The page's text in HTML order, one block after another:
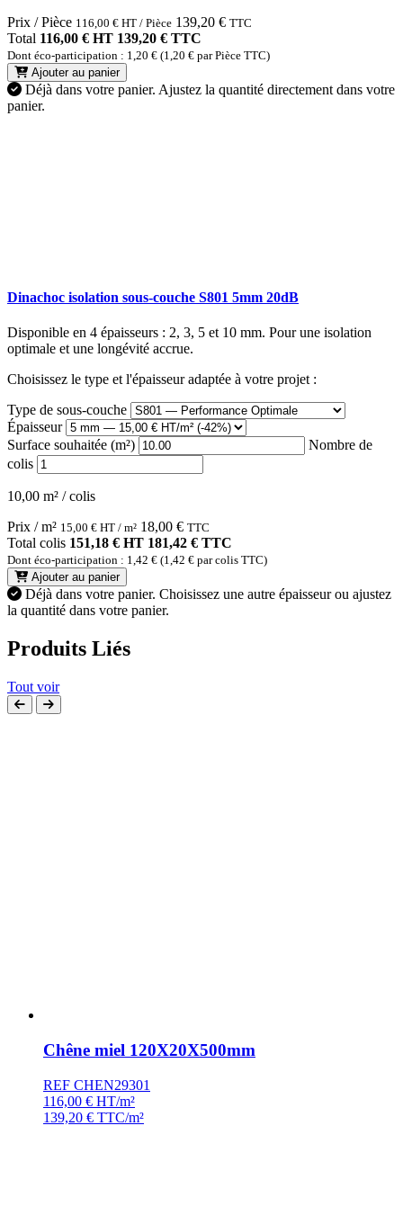
Prix / Pièce 116,00 € HT / Pièce 139,20 € TTC
Total 116,00 € HT 139,20 € TTC
Dont éco-participation : 1,20 € (1,20 € par Pièce TTC)
Ajouter au panier
Déjà dans votre panier. Ajustez la quantité directement dans votre
panier.
Dinachoc isolation sous-couche S801 5mm 20dB
Disponible en 4 épaisseurs : 2, 3, 5 et 10 mm. Pour une isolation
optimale et une longévité accrue.
Choisissez le type et l'épaisseur adaptée à votre projet :
Type de sous-couche
Épaisseur
Surface souhaitée (m²)
Nombre de
colis
10,00 m² / colis
Prix / m² 15,00 € HT / m² 18,00 € TTC
Total colis 151,18 € HT 181,42 € TTC
Dont éco-participation : 1,42 € (1,42 € par colis TTC)
Ajouter au panier
Déjà dans votre panier. Choisissez une autre épaisseur ou ajustez
la quantité dans votre panier.
Produits Liés
Tout voir
Chêne miel 120X20X500mm
REF CHEN29301
116,00 € HT/m²
139,20 € TTC/m²